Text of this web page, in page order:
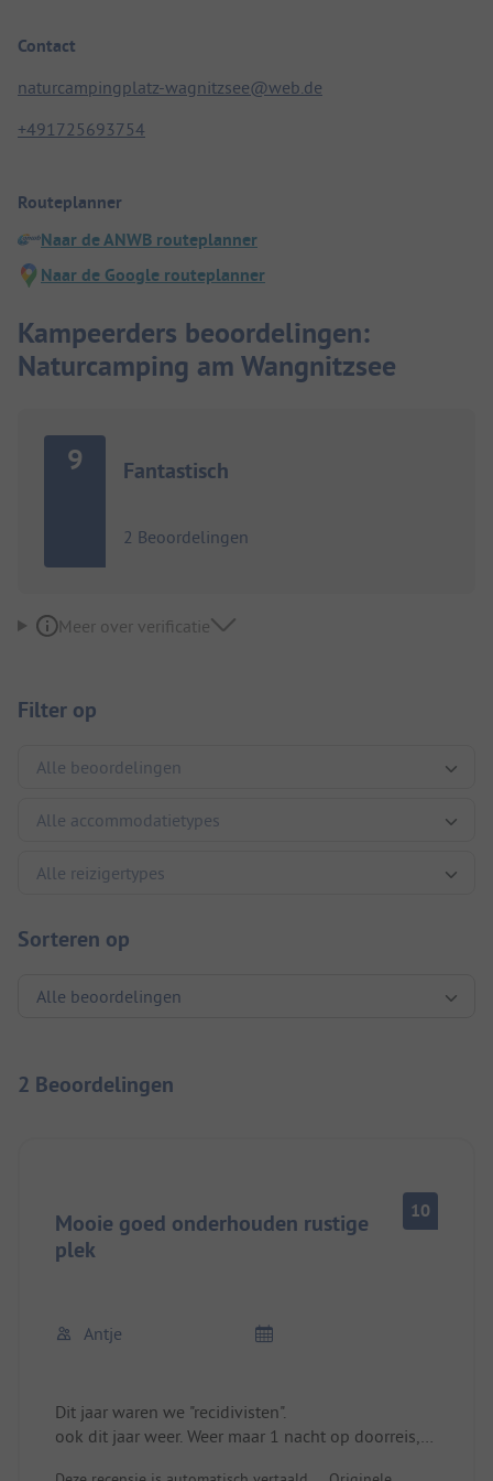
Contact
naturcampingplatz-wagnitzsee@web.de
+491725693754
Routeplanner
Naar de ANWB routeplanner
Naar de Google routeplanner
Kampeerders beoordelingen:
Naturcamping am Wangnitzsee
9 Fantastisch
2 Beoordelingen
Meer over verificatie
Filter op
Sorteren op
2 Beoordelingen
Mooie goed onderhouden rustige
plek
10
Antje
Dit jaar waren we "recidivisten".
ook dit jaar weer. Weer maar 1 nacht op doorreis,